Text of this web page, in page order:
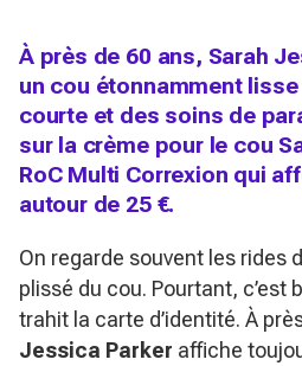
À près de 60 ans, Sarah
un cou étonnamment
courte et des soins de
sur la crème pour le cou
RoC Multi Correxion qui
autour de 25 €.
On regarde souvent les rides
plissé du cou. Pourtant, c’est
trahit la carte d’identité. À
Jessica Parker affiche